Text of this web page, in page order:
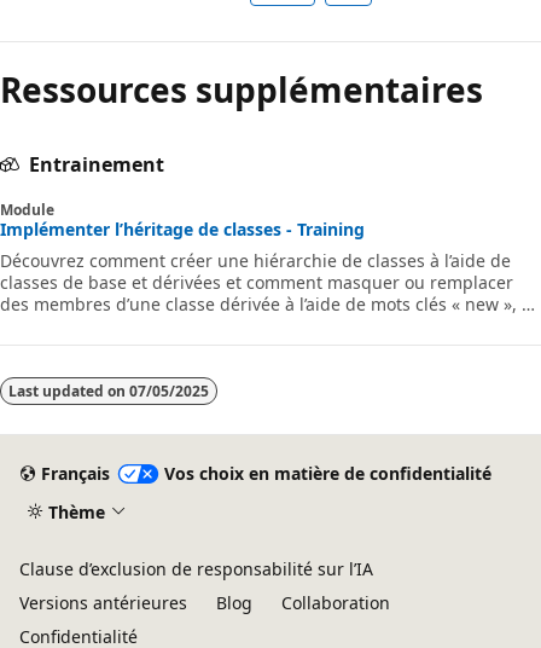
Ressources supplémentaires
Entrainement
Module
Implémenter l’héritage de classes - Training
Découvrez comment créer une hiérarchie de classes à l’aide de
classes de base et dérivées et comment masquer ou remplacer
des membres d’une classe dérivée à l’aide de mots clés « new », «
Last updated on 07/05/2025
Français
Vos choix en matière de confidentialité
Thème
Clause d’exclusion de responsabilité sur l’IA
Versions antérieures
Blog
Collaboration
Confidentialité